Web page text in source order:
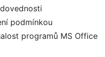
podmínkou
programů MS Office